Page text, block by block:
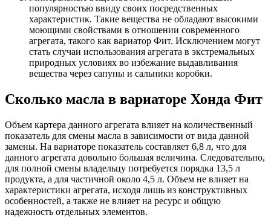
популярностью ввиду своих посредственных
характеристик. Такие вещества не обладают высокими
моющими свойствами в отношении современного
агрегата, такого как вариатор Фит. Исключением могут
стать случаи использования агрегата в экстремальных
природных условиях во избежание выдавливания
вещества через сапуны и сальники коробки.
Сколько масла в вариаторе Хонда Фит
Объем картера данного агрегата влияет на количественный
показатель для смены масла в зависимости от вида данной
замены. На вариаторе показатель составляет 6,8 л, что для
данного агрегата довольно большая величина. Следовательно,
для полной смены владельцу потребуется порядка 13,5 л
продукта, а для частичной около 4,5 л. Объем не влияет на
характеристики агрегата, исходя лишь из конструктивных
особенностей, а также не влияет на ресурс и общую
надежность отдельных элементов.